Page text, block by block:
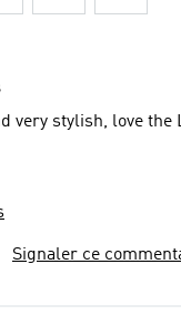
very stylish, love
Signaler ce